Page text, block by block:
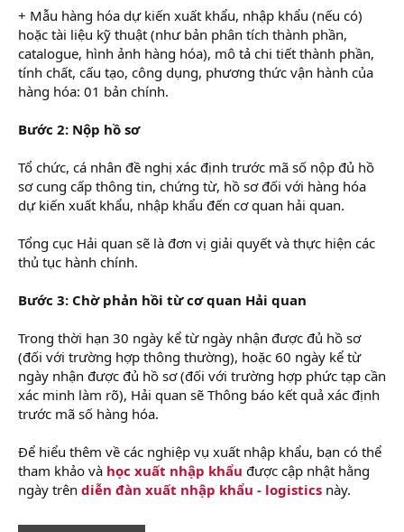
+ Mẫu hàng hóa dự kiến xuất khẩu, nhập khẩu (nếu có)
hoặc tài liệu kỹ thuật (như bản phân tích thành phần,
catalogue, hình ảnh hàng hóa), mô tả chi tiết thành phần,
tính chất, cấu tạo, công dụng, phương thức vận hành của
hàng hóa: 01 bản chính.
Bước 2: Nộp hồ sơ
Tổ chức, cá nhân đề nghị xác định trước mã số nộp đủ hồ
sơ cung cấp thông tin, chứng từ, hồ sơ đối với hàng hóa
dự kiến xuất khẩu, nhập khẩu đến cơ quan hải quan.
Tổng cục Hải quan sẽ là đơn vị giải quyết và thực hiện các
thủ tục hành chính.
Bước 3: Chờ phản hồi từ cơ quan Hải quan
Trong thời hạn 30 ngày kể từ ngày nhận được đủ hồ sơ
(đối với trường hợp thông thường), hoặc 60 ngày kể từ
ngày nhận được đủ hồ sơ (đối với trường hợp phức tạp cần
xác minh làm rõ), Hải quan sẽ Thông báo kết quả xác định
trước mã số hàng hóa.
Để hiểu thêm về các nghiệp vụ xuất nhập khẩu, bạn có thể
tham khảo và học xuất nhập khẩu được cập nhật hằng
ngày trên diễn đàn xuất nhập khẩu - logistics này.